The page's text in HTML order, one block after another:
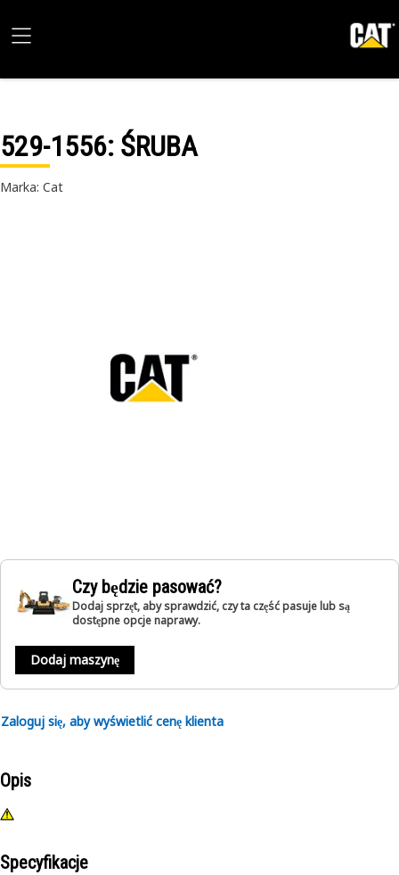
529-1556: ŚRUBA
Marka: Cat
Czy będzie pasować?
Dodaj sprzęt, aby sprawdzić, czy ta część pasuje lub są
dostępne opcje naprawy.
Dodaj maszynę
Zaloguj się, aby wyświetlić cenę klienta
Opis
Specyfikacje